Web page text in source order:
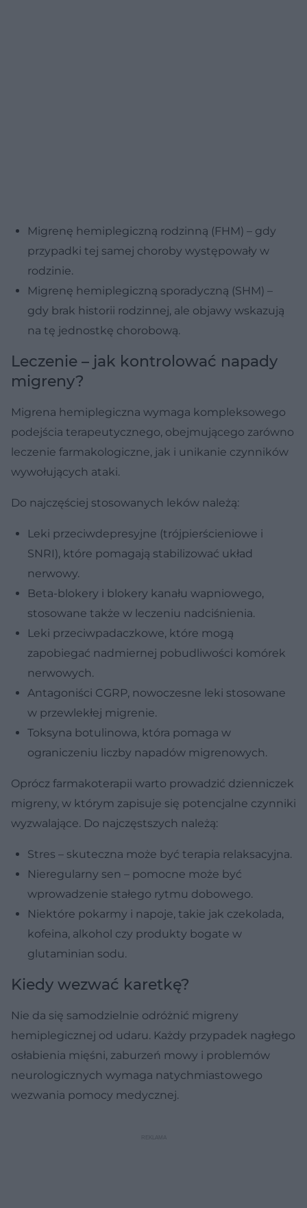
Migrenę hemiplegiczną rodzinną (FHM) – gdy
przypadki tej samej choroby występowały w
rodzinie.
Migrenę hemiplegiczną sporadyczną (SHM) –
gdy brak historii rodzinnej, ale objawy wskazują
na tę jednostkę chorobową.
Leczenie – jak kontrolować napady
migreny?
Migrena hemiplegiczna wymaga kompleksowego
podejścia terapeutycznego, obejmującego zarówno
leczenie farmakologiczne, jak i unikanie czynników
wywołujących ataki.
Do najczęściej stosowanych leków należą:
Leki przeciwdepresyjne (trójpierścieniowe i
SNRI), które pomagają stabilizować układ
nerwowy.
Beta-blokery i blokery kanału wapniowego,
stosowane także w leczeniu nadciśnienia.
Leki przeciwpadaczkowe, które mogą
zapobiegać nadmiernej pobudliwości komórek
nerwowych.
Antagoniści CGRP, nowoczesne leki stosowane
w przewlekłej migrenie.
Toksyna botulinowa, która pomaga w
ograniczeniu liczby napadów migrenowych.
Oprócz farmakoterapii warto prowadzić dzienniczek
migreny, w którym zapisuje się potencjalne czynniki
wyzwalające. Do najczęstszych należą:
Stres – skuteczna może być terapia relaksacyjna.
Nieregularny sen – pomocne może być
wprowadzenie stałego rytmu dobowego.
Niektóre pokarmy i napoje, takie jak czekolada,
kofeina, alkohol czy produkty bogate w
glutaminian sodu.
Kiedy wezwać karetkę?
Nie da się samodzielnie odróżnić migreny
hemiplegicznej od udaru. Każdy przypadek nagłego
osłabienia mięśni, zaburzeń mowy i problemów
neurologicznych wymaga natychmiastowego
wezwania pomocy medycznej.